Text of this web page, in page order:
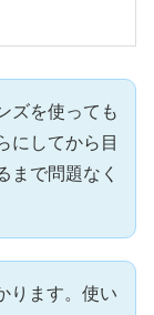
ズを使っても
にしてから目
まで問題なく
ります。使い